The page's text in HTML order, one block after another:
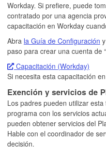
Workday. Si prefiere, puede
contratado por una agencia
capacitación en Workday
Abra la Guía de Configuración
paso para crear una cuenta de
Capacitación (Workday)
Si necesita esta capacitación
Exención y servicios de
Los padres pueden utilizar
programa con los servicios
pueden obtener servicios del
Hable con el coordinador de
decisión.